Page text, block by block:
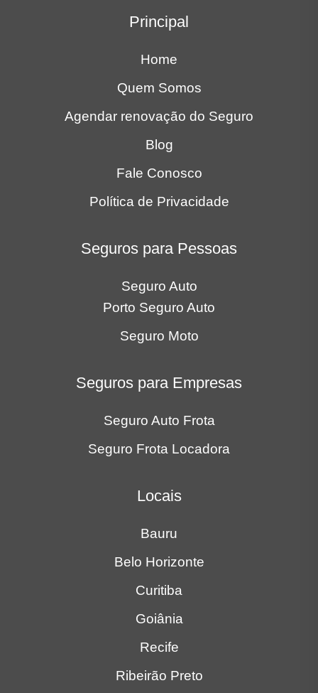
Principal
Home
Quem Somos
Agendar renovação do Seguro
Blog
Fale Conosco
Política de Privacidade
Seguros para Pessoas
Seguro Auto
Porto Seguro Auto
Seguro Moto
Seguros para Empresas
Seguro Auto Frota
Seguro Frota Locadora
Locais
Bauru
Belo Horizonte
Curitiba
Goiânia
Recife
Ribeirão Preto